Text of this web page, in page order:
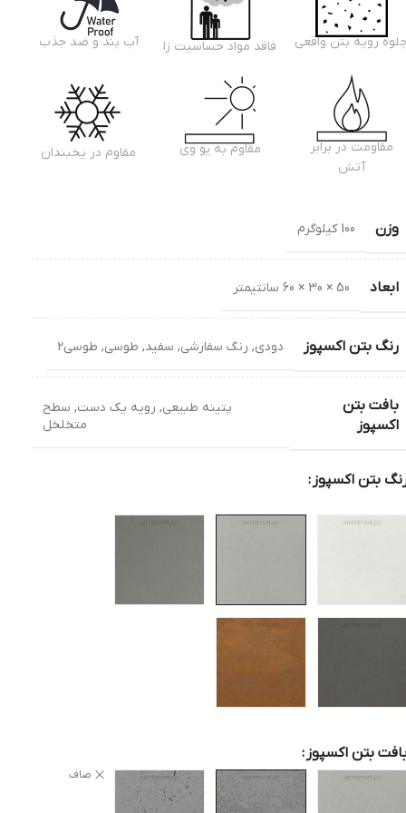
رویه بتن واقعی فاقد مواد حساسیت زا آب بند و ضد جذب
مقاومت در برابر
آتش
مقاوم به یو وی مقاوم در یخبندان
وزن 100 کیلوگرم
ابعاد 50 × 30 × 60 سانتیمتر
رنگ بتن اکسپوز دودی, رنگ سفارشی, سفید, طوسی, طوسی2
بافت بتن
اکسپوز
پتینه طبیعی, رویه یک دست, سطح
متخلخل
بتن اکسپوز
بتن اکسپوز
صاف